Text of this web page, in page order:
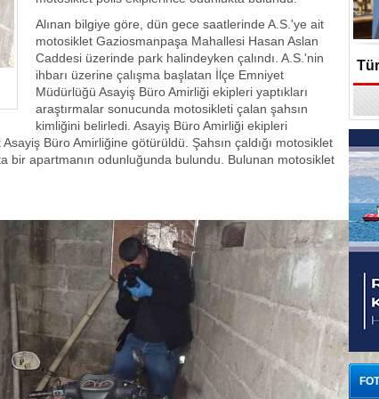
Alınan bilgiye göre, dün gece saatlerinde A.S.'ye ait
motosiklet Gaziosmanpaşa Mahallesi Hasan Aslan
Caddesi üzerinde park halindeyken çalındı. A.S.'nin
ihbarı üzerine çalışma başlatan İlçe Emniyet
Müdürlüğü Asayiş Büro Amirliği ekipleri yaptıkları
araştırmalar sonucunda motosikleti çalan şahsın
kimliğini belirledi. Asayiş Büro Amirliği ekipleri
Büro Amirliğine götürüldü. Şahsın çaldığı motosiklet
bir apartmanın odunluğunda bulundu. Bulunan motosiklet